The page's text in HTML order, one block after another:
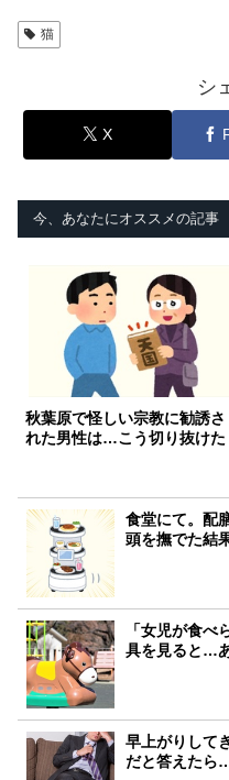
猫
シ
X
今、あなたにオススメの記事
秋葉原で怪しい宗教に勧誘さ
れた男性は…こう切り抜けた
食堂にて。配
頭を撫でた結
「女児が食べ
具を見ると…
早上がりして
だと答えたら